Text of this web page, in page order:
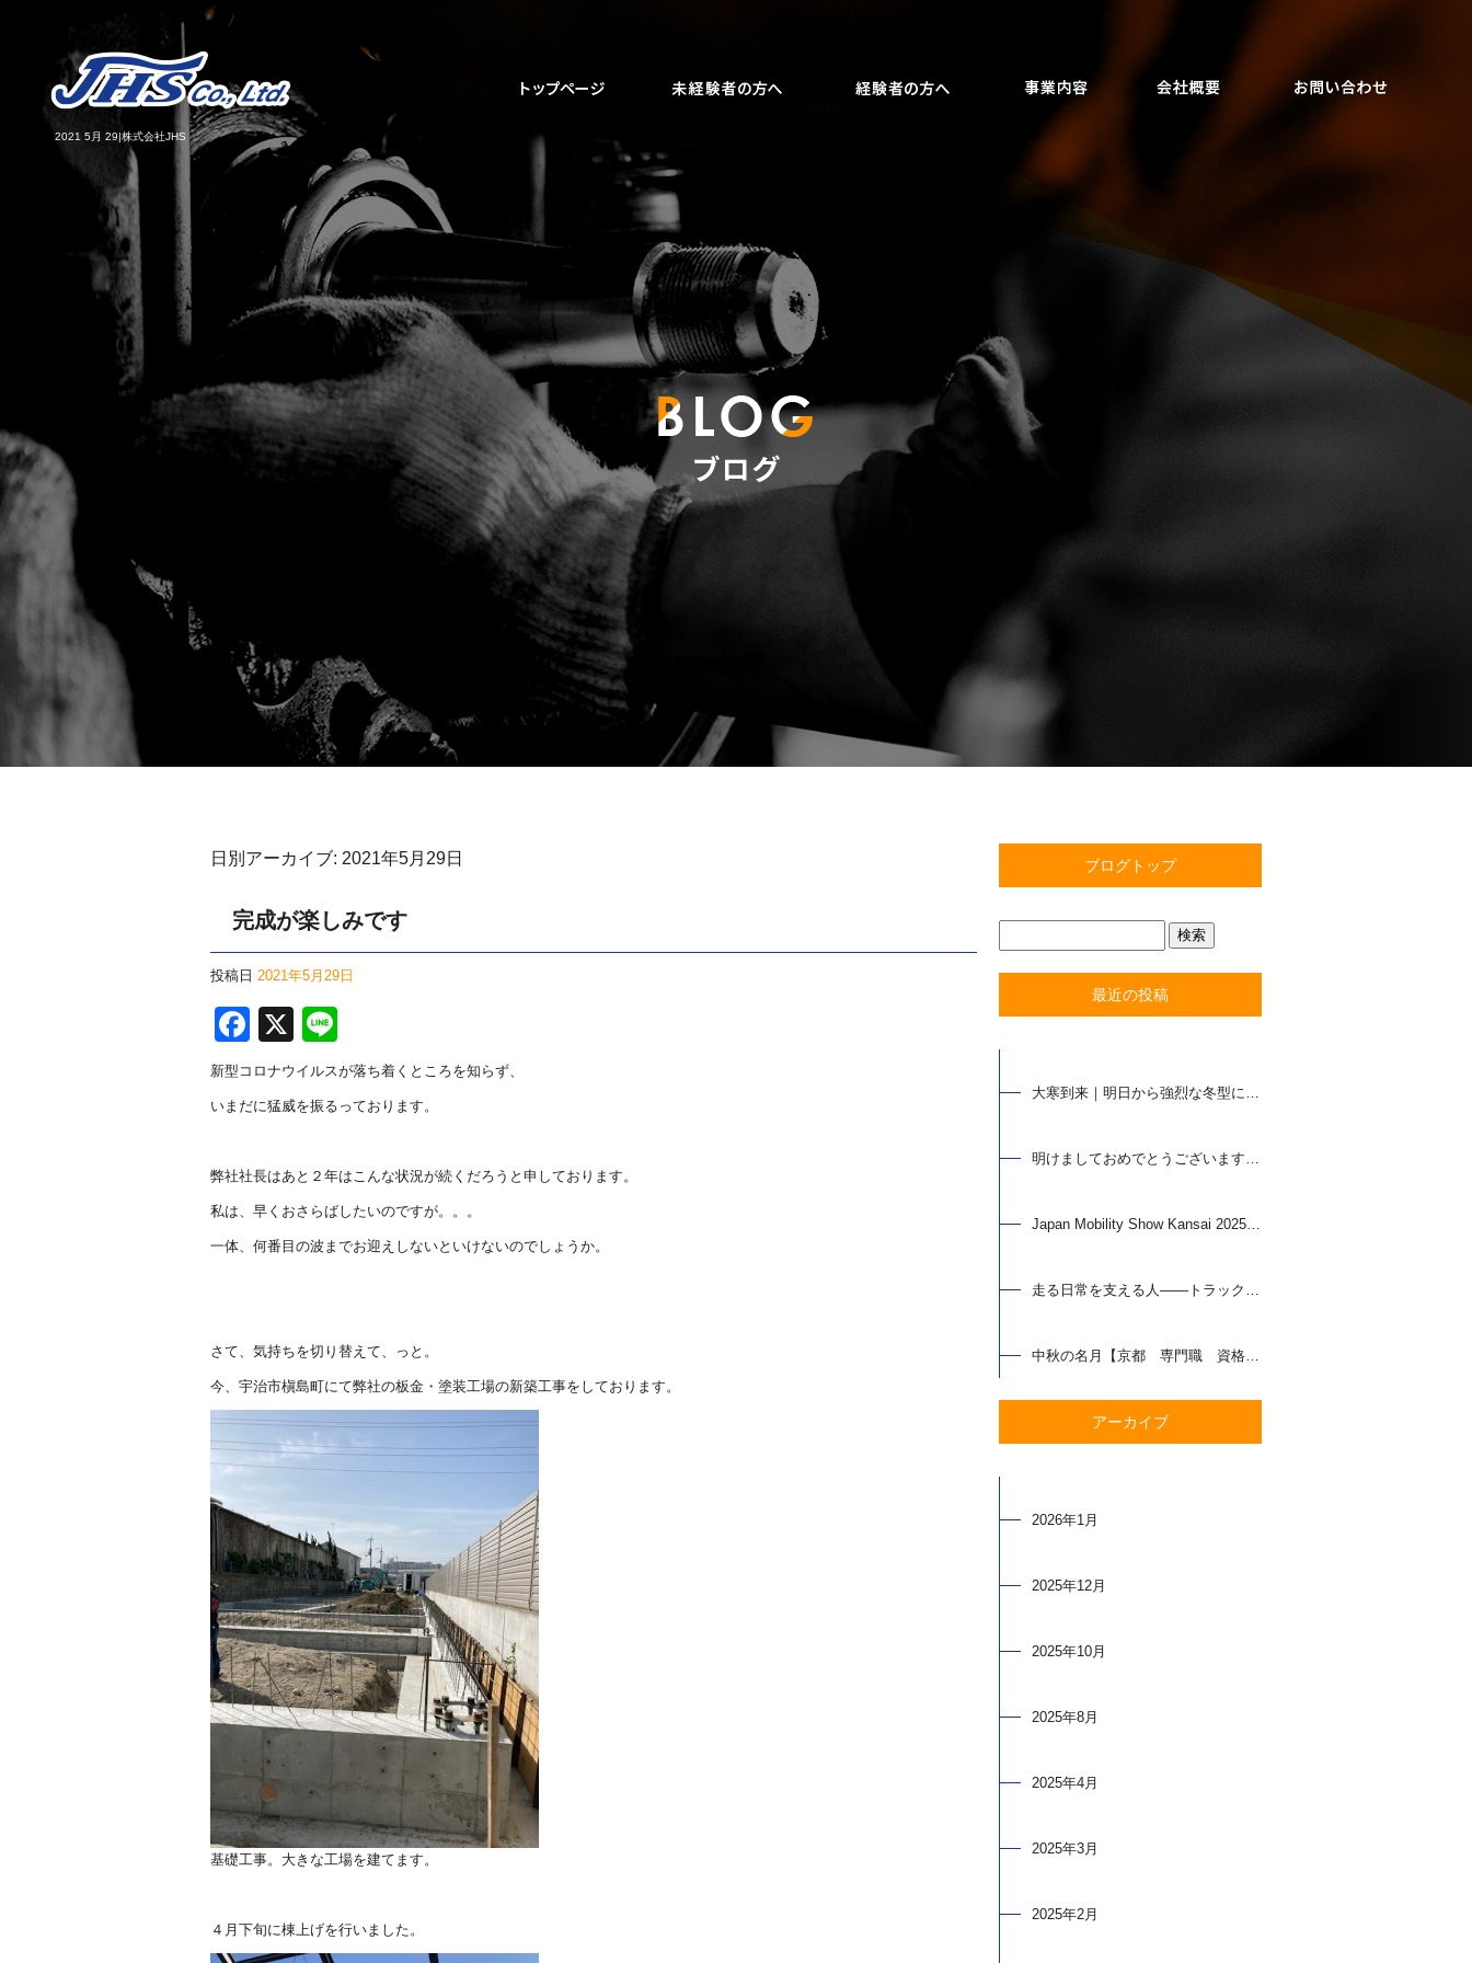
2021 5月 29|株式会社JHS
日別アーカイブ: 2021年5月29日
完成が楽しみです
投稿日 2021年5月29日
F
a
c
b
o
o
X
n
e
新型コロナウイルスが落ち着くところを知らず、
いまだに猛威を振るっております。
弊社社長はあと２年はこんな状況が続くだろうと申しております。
私は、早くおさらばしたいのですが。。。
一体、何番目の波までお迎えしないといけないのでしょうか。
さて、気持ちを切り替えて、っと。
今、宇治市槇島町にて弊社の板金・塗装工場の新築工事をしております。
基礎工事。大きな工場を建てます。
４月下旬に棟上げを行いました。
ブログトップ
最近の投稿
大寒到来｜明日から強烈な冬型に…【京都 専門職 資格支援】
明けましておめでとうございます【京都 専門職 資格支援】
Japan Mobility Show Kansai 2025 行ってきました【京都 専門職 資格支援】
走る日常を支える人——トラック整備士の魅力とは【京都 専門職 資格支援】
中秋の名月【京都 専門職 資格支援】
アーカイブ
2026年1月
2025年12月
2025年10月
2025年8月
2025年4月
2025年3月
2025年2月